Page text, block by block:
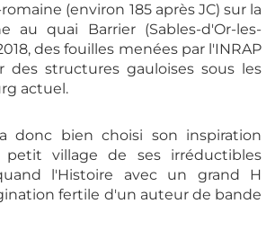
(environ 185 après JC) sur la
au quai Barrier (Sables-d'Or-les-
des fouilles menées par l'INRAP
structures gauloises sous les
actuel.
donc bien choisi son inspiration
village de ses irréductibles
l'Histoire avec un grand H
fertile d'un auteur de bande